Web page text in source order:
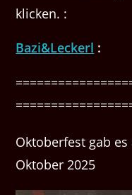
klicken. :
Bazi&Leckerl :
Oktoberfest gab
Oktober 2025